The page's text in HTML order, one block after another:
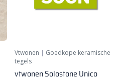
Vtwonen | Goedkope keramische
tegels
vtwonen Solostone Unico